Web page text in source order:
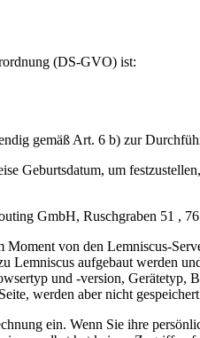
(DS-GVO) ist:
gemäß Art. 6 b) zur
Geburtsdatum, um
GmbH, Ruschgraben 51 ,
von den Lemniscus-
aufgebaut werden
und -version, Gerätetyp,
werden aber nicht
ein. Wenn Sie ihre